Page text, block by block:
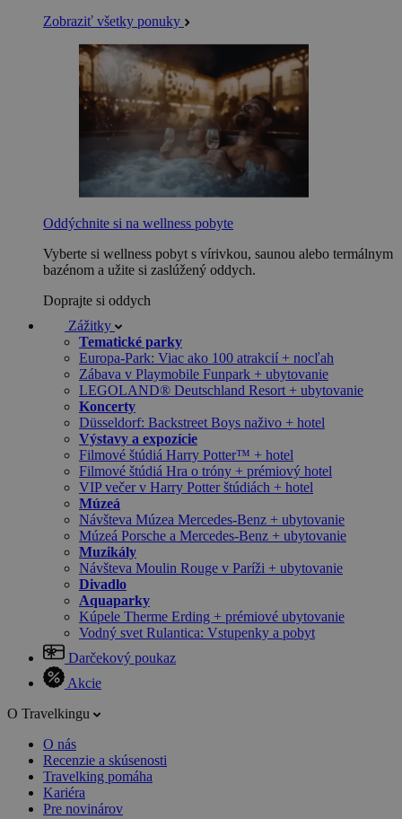
Zobraziť všetky ponuky
Oddýchnite si na wellness pobyte
Vyberte si wellness pobyt s vírivkou, saunou alebo termálnym
bazénom a užite si zaslúžený oddych.
Doprajte si oddych
Zážitky
Tematické parky
Europa-Park: Viac ako 100 atrakcií + nocľah
Zábava v Playmobile Funpark + ubytovanie
LEGOLAND® Deutschland Resort + ubytovanie
Koncerty
Düsseldorf: Backstreet Boys naživo + hotel
Výstavy a expozície
Filmové štúdiá Harry Potter™ + hotel
Filmové štúdiá Hra o tróny + prémiový hotel
VIP večer v Harry Potter štúdiách + hotel
Múzeá
Návšteva Múzea Mercedes-Benz + ubytovanie
Múzeá Porsche a Mercedes-Benz + ubytovanie
Muzikály
Návšteva Moulin Rouge v Paríži + ubytovanie
Divadlo
Aquaparky
Kúpele Therme Erding + prémiové ubytovanie
Vodný svet Rulantica: Vstupenky a pobyt
Darčekový poukaz
Akcie
O Travelkingu
O nás
Recenzie a skúsenosti
Travelking pomáha
Kariéra
Pre novinárov